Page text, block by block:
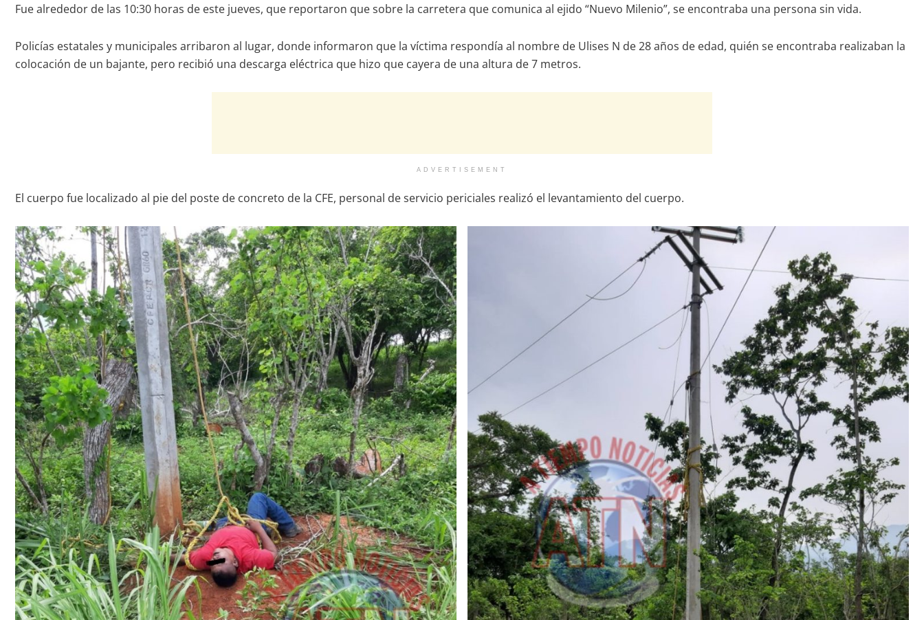
Fue alrededor de las 10:30 horas de este jueves, que reportaron que sobre la carretera que comunica al ejido “Nuevo Milenio”, se encontraba una persona sin vida.
Policías estatales y municipales arribaron al lugar, donde informaron que la víctima respondía al nombre de Ulises N de 28 años de edad, quién se encontraba realizaban la
colocación de un bajante, pero recibió una descarga eléctrica que hizo que cayera de una altura de 7 metros.
ADVERTISEMENT
El cuerpo fue localizado al pie del poste de concreto de la CFE, personal de servicio periciales realizó el levantamiento del cuerpo.